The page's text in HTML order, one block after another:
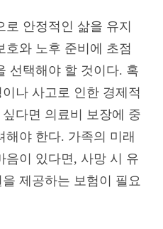
로 안정적인 삶을 유지
호와 노후 준비에 초점
선택해야 할 것이다. 혹
나 사고로 인한 경제적
다면 의료비 보장에 중
해야 한다. 가족의 미래
음이 있다면, 사망 시 유
제공하는 보험이 필요